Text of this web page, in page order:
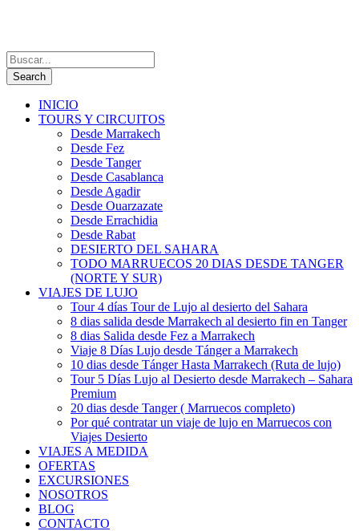
INICIO
TOURS Y CIRCUITOS
Desde Marrakech
Desde Fez
Desde Tanger
Desde Casablanca
Desde Agadir
Desde Ouarzazate
Desde Errachidia
Desde Rabat
DESIERTO DEL SAHARA
TODO MARRUECOS 20 DIAS DESDE TANGER
(NORTE Y SUR)
VIAJES DE LUJO
Tour 4 días Tour de Lujo al desierto del Sahara
8 dias salida desde Marrakech al desierto fin en Tanger
8 dias Salida desde Fez a Marrakech
Viaje 8 Días Lujo desde Tánger a Marrakech
10 dias desde Tánger Hasta Marrakech (Ruta de lujo)
Tour 5 Días Lujo al Desierto desde Marrakech – Sahara
Premium
20 dias desde Tanger ( Marruecos completo)
Por qué contratar un viaje de lujo en Marruecos con
Viajes Desierto
VIAJES A MEDIDA
OFERTAS
EXCURSIONES
NOSOTROS
BLOG
CONTACTO